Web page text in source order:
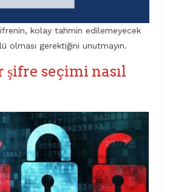
kolay tahmin edilemeyecek
olması gerektiğini unutmayın.
şifre seçimi nasıl